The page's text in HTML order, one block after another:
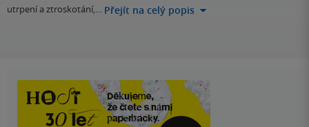
utrpení a ztroskotání,… Přejít na celý popis